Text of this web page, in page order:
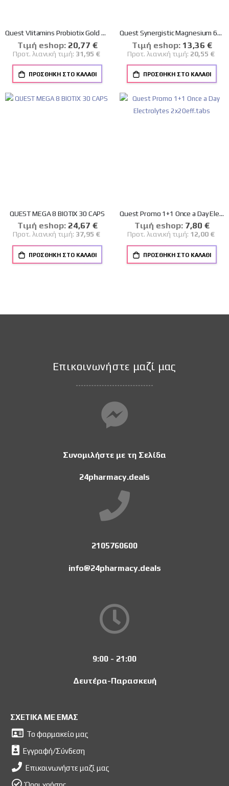
Quest VIitamins Probiotix Gold 30 κάψουλες
Tιμή eshop: Ειδική
Τιμή
20,77 €
Προτ. λιανική τιμή: 31,95 €
ΠΡΟΣΘΉΚΗ ΣΤΟ ΚΑΛΆΘΙ
Quest Synergistic Magnesium 60+15tabs
Tιμή eshop: Ειδική
Τιμή
13,36 €
Προτ. λιανική τιμή: 20,55 €
ΠΡΟΣΘΉΚΗ ΣΤΟ ΚΑΛΆΘΙ
QUEST MEGA 8 BIOTIX 30 CAPS
Tιμή eshop: Ειδική
Τιμή
24,67 €
Προτ. λιανική τιμή: 37,95 €
ΠΡΟΣΘΉΚΗ ΣΤΟ ΚΑΛΆΘΙ
Quest Promo 1+1 Once a Day Electrolytes 2x20eff.tabs
Tιμή eshop: Ειδική
Τιμή
7,80 €
Προτ. λιανική τιμή: 12,00 €
ΠΡΟΣΘΉΚΗ ΣΤΟ ΚΑΛΆΘΙ
Επικοινωνήστε μαζί μας
Συνομιλήστε με τη Σελίδα
24pharmacy.deals
2105760600
info@24pharmacy.deals
9:00 - 21:00
Δευτέρα-Παρασκευή
ΣΧΕΤΙΚΑ ΜΕ ΕΜΑΣ
Το φαρμακείο μας
Εγγραφή/Σύνδεση
Επικοινωνήστε μαζί μας